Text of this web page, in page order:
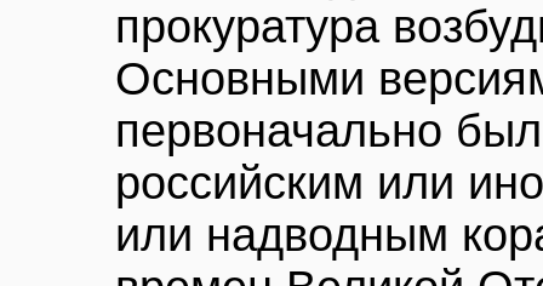
прокуратура
Основными
первоначально
российским или
или надводным